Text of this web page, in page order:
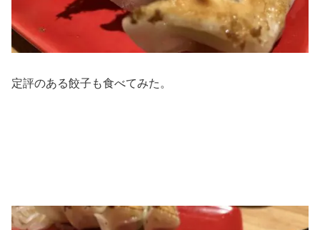
定評のある餃子も食べてみた。